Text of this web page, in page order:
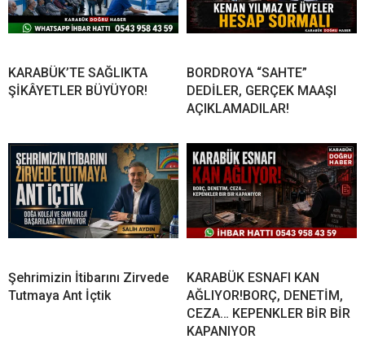
KARABÜK’TE SAĞLIKTA
ŞİKÂYETLER BÜYÜYOR!
BORDROYA “SAHTE”
DEDİLER, GERÇEK MAAŞI
AÇIKLAMADILAR!
Şehrimizin İtibarını Zirvede
Tutmaya Ant İçtik
KARABÜK ESNAFI KAN
AĞLIYOR!BORÇ, DENETİM,
CEZA… KEPENKLER BİR BİR
KAPANIYOR